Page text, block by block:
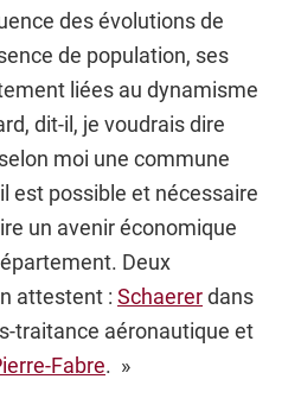
des évolutions de
de population, ses
liées au dynamisme
dit-il, je voudrais dire
moi une commune
est possible et nécessaire
un avenir économique
Deux
attestent : Schaererdans
traitance aéronautique et
Fabre. »